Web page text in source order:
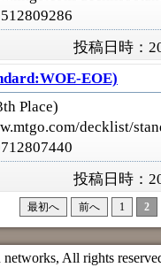
投稿日時：
EOE)
Place)
decklist/
投稿日時：
最初へ 前へ 1 2
All rights